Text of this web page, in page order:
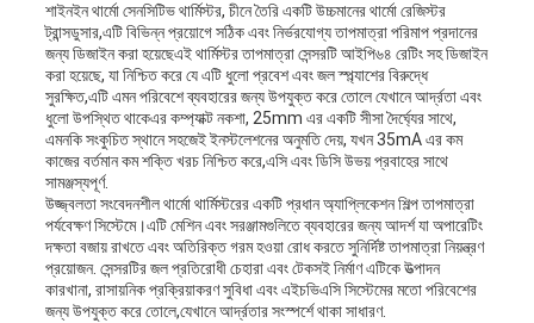
শাইনইন থার্মো সেনসিটিভ থার্মিস্টর, চীনে তৈরি একটি উচ্চমানের থার্মো রেজিস্টর
ট্রান্সডুসার,এটি বিভিন্ন প্রয়োগে সঠিক এবং নির্ভরযোগ্য তাপমাত্রা পরিমাপ প্রদানের
জন্য ডিজাইন করা হয়েছেএই থার্মিস্টর তাপমাত্রা সেন্সরটি আইপি৬৪ রেটিং সহ ডিজাইন
করা হয়েছে, যা নিশ্চিত করে যে এটি ধুলো প্রবেশ এবং জল স্প্ল্যাশের বিরুদ্ধে
সুরক্ষিত,এটি এমন পরিবেশে ব্যবহারের জন্য উপযুক্ত করে তোলে যেখানে আর্দ্রতা এবং
ধুলো উপস্থিত থাকেএর কম্প্যাক্ট নকশা, 25mm এর একটি সীসা দৈর্ঘ্যের সাথে,
এমনকি সংকুচিত স্থানে সহজেই ইনস্টলেশনের অনুমতি দেয়, যখন 35mA এর কম
কাজের বর্তমান কম শক্তি খরচ নিশ্চিত করে,এসি এবং ডিসি উভয় প্রবাহের সাথে
সামঞ্জস্যপূর্ণ.
উজ্জ্বলতা সংবেদনশীল থার্মো থার্মিস্টরের একটি প্রধান অ্যাপ্লিকেশন শিল্প তাপমাত্রা
পর্যবেক্ষণ সিস্টেমে।এটি মেশিন এবং সরঞ্জামগুলিতে ব্যবহারের জন্য আদর্শ যা অপারেটিং
দক্ষতা বজায় রাখতে এবং অতিরিক্ত গরম হওয়া রোধ করতে সুনির্দিষ্ট তাপমাত্রা নিয়ন্ত্রণ
প্রয়োজন. সেন্সরটির জল প্রতিরোধী চেহারা এবং টেকসই নির্মাণ এটিকে উত্পাদন
কারখানা, রাসায়নিক প্রক্রিয়াকরণ সুবিধা এবং এইচভিএসি সিস্টেমের মতো পরিবেশের
জন্য উপযুক্ত করে তোলে,যেখানে আর্দ্রতার সংস্পর্শে থাকা সাধারণ.